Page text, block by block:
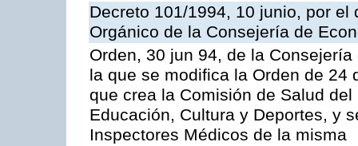
Decreto 101/1994, 10 junio, por
Orgánico de la Consejería de
Orden, 30 jun 94, de la
la que se modifica la Orden de 24
que crea la Comisión de Salud
Educación, Cultura y Deportes, y
Inspectores Médicos de la misma